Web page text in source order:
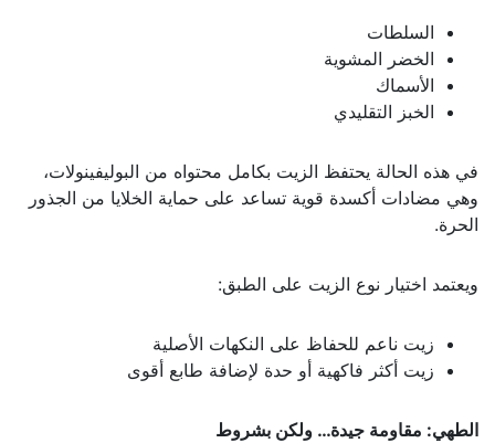
السلطات
الخضر المشوية
الأسماك
الخبز التقليدي
في هذه الحالة يحتفظ الزيت بكامل محتواه من البوليفينولات،
وهي مضادات أكسدة قوية تساعد على حماية الخلايا من الجذور
الحرة.
ويعتمد اختيار نوع الزيت على الطبق:
زيت ناعم للحفاظ على النكهات الأصلية
زيت أكثر فاكهية أو حدة لإضافة طابع أقوى
الطهي: مقاومة جيدة… ولكن بشروط